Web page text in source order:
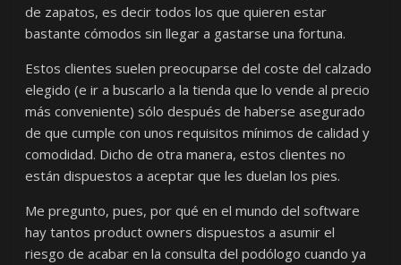
de zapatos, es decir todos los que quieren estar
bastante cómodos sin llegar a gastarse una fortuna.
Estos clientes suelen preocuparse del coste del calzado
elegido (e ir a buscarlo a la tienda que lo vende al precio
más conveniente) sólo después de haberse asegurado
de que cumple con unos requisitos mínimos de calidad y
comodidad. Dicho de otra manera, estos clientes no
están dispuestos a aceptar que les duelan los pies.
Me pregunto, pues, por qué en el mundo del software
hay tantos product owners dispuestos a asumir el
riesgo de acabar en la consulta del podólogo cuando ya